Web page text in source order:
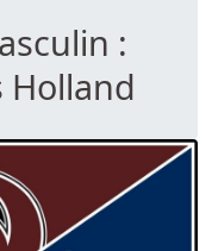
:
Holland